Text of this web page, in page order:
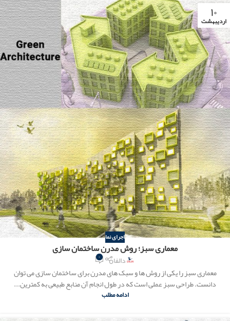
۱۰
اردیبهشت
اجرای نما
معماری سبز؛ روش مدرن ساختمان سازی
دالفا ۰
معماری سبز را یکی از روش ها و سبک های مدرن برای ساختمان سازی می توان
دانست. طراحی سبز عملی است که در طول انجام آن منابع طبیعی به کمترین...
ادامه مطلب